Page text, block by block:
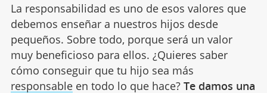
La responsabilidad es uno de esos valores que
debemos enseñar a nuestros hijos desde
pequeños. Sobre todo, porque será un valor
muy beneficioso para ellos. ¿Quieres saber
cómo conseguir que tu hijo sea más
responsableen todo lo que hace? Te damos una